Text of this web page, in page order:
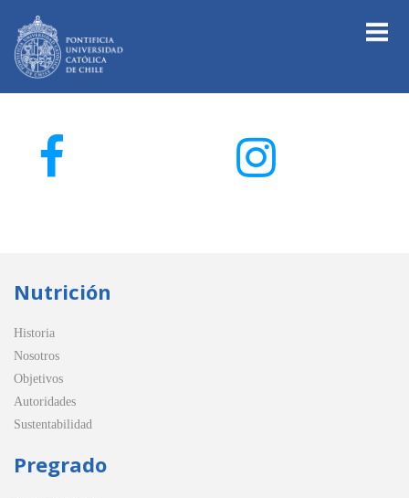
Nutrición
Historia
Nosotros
Objetivos
Autoridades
Sustentabilidad
Pregrado